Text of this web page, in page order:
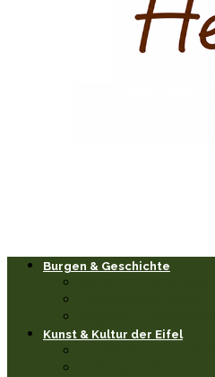
Burgen & Geschichte
Kunst & Kultur der Eifel